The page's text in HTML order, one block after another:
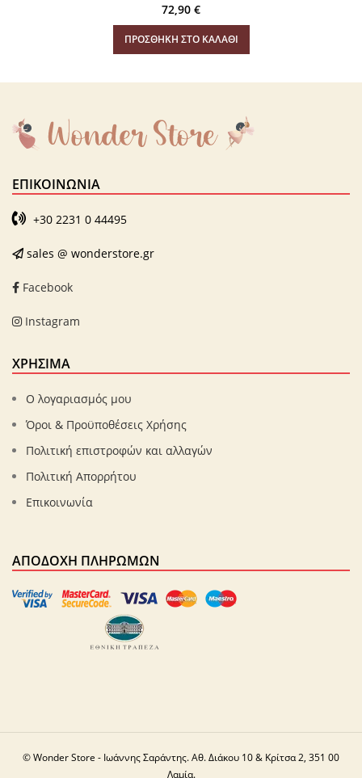
72,90 €
ΠΡΟΣΘΉΚΗ ΣΤΟ ΚΑΛΆΘΙ
ΕΠΙΚΟΙΝΩΝΊΑ
+30 2231 0 44495
sales @ wonderstore.gr
Facebook
Instagram
ΧΡΗΣΙΜΑ
Ο λογαριασμός μου
Όροι & Προϋποθέσεις Χρήσης
Πολιτική επιστροφών και αλλαγών
Πολιτική Απορρήτου
Επικοινωνία
ΑΠΟΔΟΧΉ ΠΛΗΡΩΜΏΝ
© Wonder Store - Ιωάννης Σαράντης. Αθ. Διάκου 10 & Κρίτσα 2, 351 00
Λαμία.